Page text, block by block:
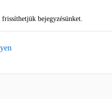
bejegyzésünket.